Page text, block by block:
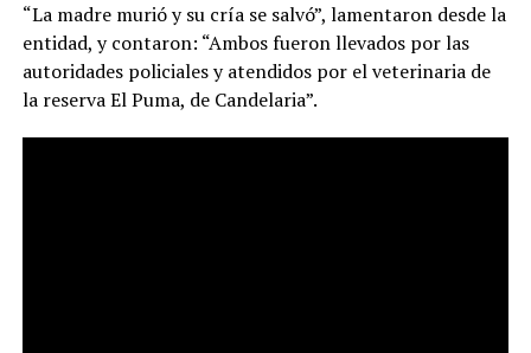
“La madre murió y su cría se salvó”, lamentaron desde la
entidad, y contaron: “Ambos fueron llevados por las
autoridades policiales y atendidos por el veterinaria de
la reserva El Puma, de Candelaria”.